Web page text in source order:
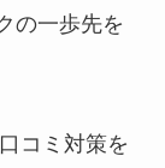
の一歩先を
コミ対策を